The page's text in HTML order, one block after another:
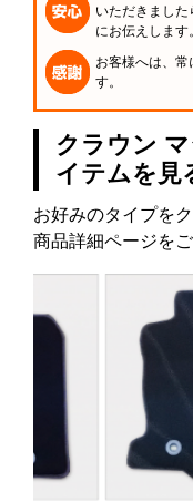
いただきまし
にお伝えします。
お客様へは、常
す。
クラウン
イテムを見
お好みのタイプを
商品詳細ページを